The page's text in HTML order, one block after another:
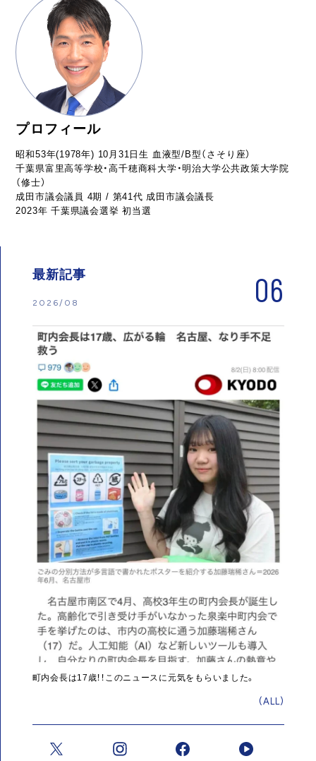
プロフィール
昭和53年(1978年) 10月31日生 血液型/B型（さそり座）
千葉県富里高等学校・高千穂商科大学・明治大学公共政策大学院
（修士）
成田市議会議員 4期 / 第41代 成田市議会議長
2023年 千葉県議会選挙 初当選
最新記事
2026/08 06
町内会長は17歳！！このニュースに元気をもらいました。
(ALL)